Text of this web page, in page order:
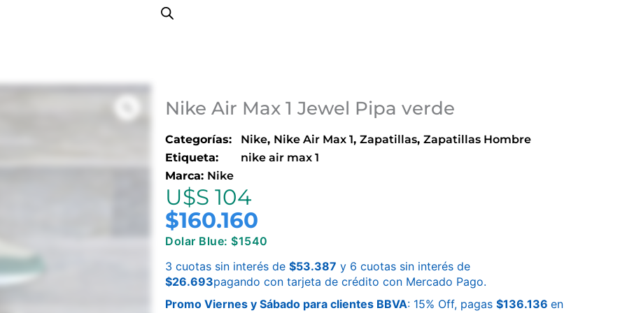
Nike Air Max 1 Jewel Pipa verde
Categorías: Nike, Nike Air Max 1,Zapatillas,Zapatillas Hombre
Etiqueta:
nike air max 1
Marca: Nike
U$S 104
$160.160
Dolar Blue: $1540
3 cuotas sin interés de$53.387 y 6 cuotas sin interés de
$26.693pagando con tarjeta de crédito con Mercado Pago.
Promo Viernes y Sábado para clientes BBVA: 15% Off, pagas$136.136 en